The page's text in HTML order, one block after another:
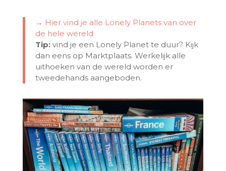
→ Hier vind je alle Lonely Planets van over
de hele wereld
Tip:vind je een Lonely Planet te duur? Kijk
dan eens op Marktplaats. Werkelijk alle
uithoeken van de wereld worden er
tweedehands aangeboden.